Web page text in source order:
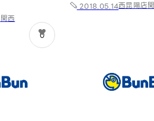
関西
0
2018.05.14西昆陽店